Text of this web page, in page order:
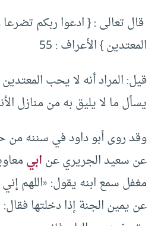
قال تعالى : { ادعوا ربكم
المعتدين } الأعراف : 55
قيل: المراد أنه لا يحب
يسأل ما لا يليق به من منازل
وقد روى أبو داود في سننه من
عن سعيد الجريري عنابي
مغفل سمع ابنه يقول: «اللهم
عن يمين الجنة إذا دخلتها